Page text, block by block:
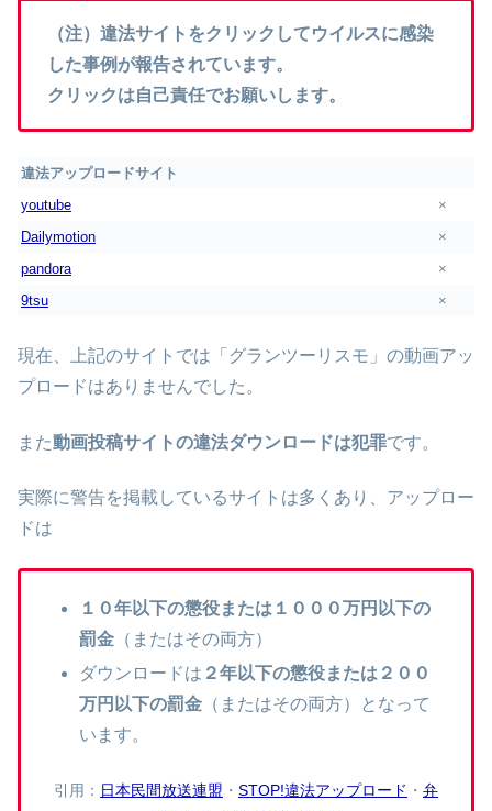
（注）違法サイトをクリックしてウイルスに感染
した事例が報告されています。
クリックは自己責任でお願いします。
違法アップロードサイト
youtube
×
Dailymotion
×
pandora
×
9tsu
×
現在、上記のサイトでは「グランツーリスモ」の動画アッ
プロードはありませんでした。
また動画投稿サイトの違法ダウンロードは犯罪です。
実際に警告を掲載しているサイトは多くあり、アップロー
ドは
１０年以下の懲役または１０００万円以下の
罰金 （またはその両方）
ダウンロードは ２年以下の懲役または２００
万円以下の罰金 （またはその両方）となって
います。
引用： 日本民間放送連盟 ・ STOP!違法アップロード ・ 弁